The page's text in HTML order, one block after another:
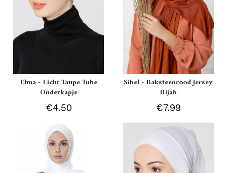
Elma - Licht Taupe Tube
Onderkapje
€4.50
Sibel - Baksteenrood Jersey
Hijab
€7.99